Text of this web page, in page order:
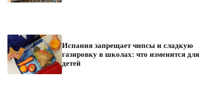
Испания запрещает чипсы и сладкую
газировку в школах: что изменится для
детей